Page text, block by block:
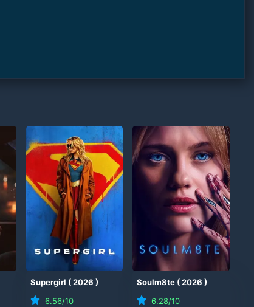
Supergirl (2026 )
6.56/10
Soulm8te (2026 )
6.28/10